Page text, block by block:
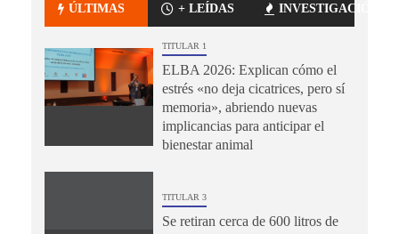
ÚLTIMAS + LEÍDAS INVESTIGACIÓN
TITULAR 1
ELBA 2026: Explican cómo el
estrés «no deja cicatrices, pero sí
memoria», abriendo nuevas
implicancias para anticipar el
bienestar animal
TITULAR 3
Se retiran cerca de 600 litros de